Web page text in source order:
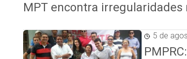
MPT encontra
5 de